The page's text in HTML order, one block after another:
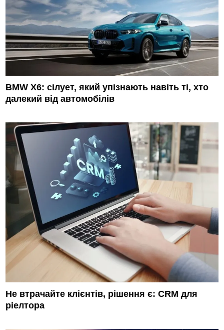
BMW X6: сілует, який упізнають навіть ті, хто
далекий від автомобілів
Не втрачайте клієнтів, рішення є: CRM для
ріелтора